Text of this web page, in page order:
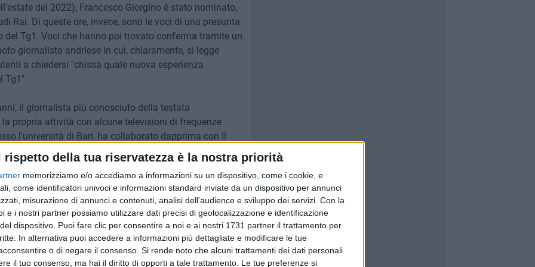
rispetto della tua riservatezza è la nostra priorità
memorizziamo e/o accediamo a informazioni su un dispositivo, come i cookie, e
come identificatori univoci e informazioni standard inviate da un dispositivo per annunci
misurazione di annunci e contenuti, analisi dell'audience e sviluppo dei servizi. Con la
e i nostri partner possiamo utilizzare dati precisi di geolocalizzazione e identificazione
dispositivo. Puoi fare clic per consentire a noi e ai nostri 1731 partner il trattamento per
In alternativa puoi accedere a informazioni più dettagliate e modificare le tue
o di negare il consenso. Si rende noto che alcuni trattamenti dei dati personali
il tuo consenso, ma hai il diritto di opporti a tale trattamento. Le tue preferenze si
del 2022), Francesco Giorgino è stato nominato,
Rai. Di queste ore, invece, sono le voci di una presunta
Tg1. Voci che hanno poi trovato conferma tramite un
giornalista andriese in cui, chiaramente, si legge
a chiedersi "chissà quale nuova esperienza
Tg1".
il giornalista più conosciuto della testata
propria attività con alcune televisioni di frequenze
l'università di Bari, ha collaborato dapprima con Il
in Rai. Negli anni 2000 diventa volto del Tg1,
delle 20:00. E' stato docente a contratto presso la
La Sapienza di Roma e dal 2013 è professore della
i nove
6 AGOSTO 2026
Sventato furto di uva da tavola